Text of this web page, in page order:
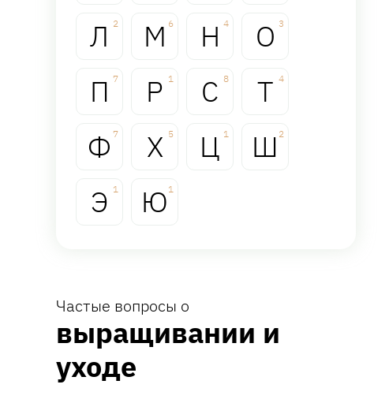
Л 2 М 6 Н 4 О 3
П 7 Р 1 С 8 Т 4
Ф 7 Х 5 Ц 1 Ш 2
Э 1 Ю 1
Частые вопросы о
выращивании и
уходе